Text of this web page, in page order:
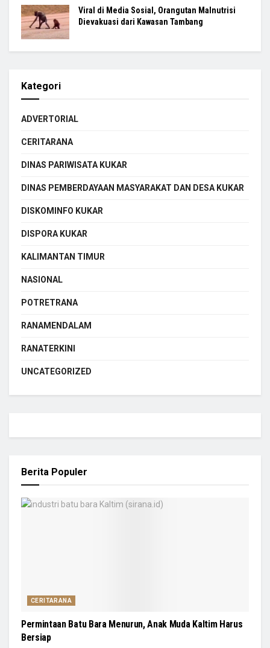
Viral di Media Sosial, Orangutan Malnutrisi
Dievakuasi dari Kawasan Tambang
Kategori
ADVERTORIAL
CERITARANA
DINAS PARIWISATA KUKAR
DINAS PEMBERDAYAAN MASYARAKAT DAN DESA KUKAR
DISKOMINFO KUKAR
DISPORA KUKAR
KALIMANTAN TIMUR
NASIONAL
POTRETRANA
RANAMENDALAM
RANATERKINI
UNCATEGORIZED
Berita Populer
CERITARANA
Permintaan Batu Bara Menurun, Anak Muda Kaltim Harus
Bersiap